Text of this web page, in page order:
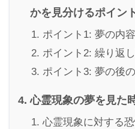
かを見分けるポイン
ポイント1: 夢の内
ポイント2: 繰り返
ポイント3: 夢の後
心霊現象の夢を見た
心霊現象に対する